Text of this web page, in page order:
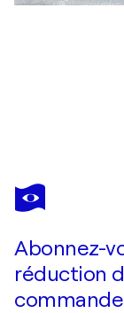
SHELTON WALSMITH
EOF: Stellar
Abonnez-
réduction
commande